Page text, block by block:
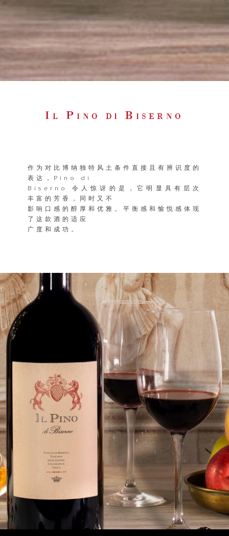
I L P INO DI B ISERNO
作为对比博纳独特风土条件直接且有辨识度的
表达，Pino di
Biserno 令人惊讶的是，它明显具有层次
丰富的芳香，同时又不
影响口感的醇厚和优雅。平衡感和愉悦感体现
了这款酒的适应
广度和成功。